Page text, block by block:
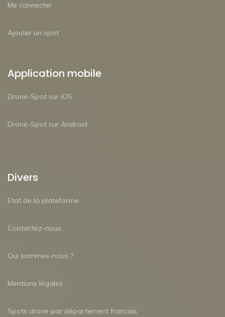
Me connecter
Ajouter un spot
Application mobile
Drone-Spot sur iOS
Drone-Spot sur Android
Divers
Etat de la plateforme
Contactez-nous
Qui sommes-nous ?
Mentions légales
Spots drone par département francais